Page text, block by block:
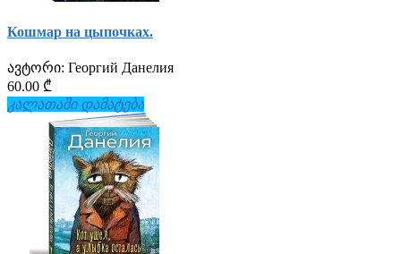
Кошмар на цыпочках.
ავტორი: Георгий Данелия
60.00 ₾
კალათაში დამატება